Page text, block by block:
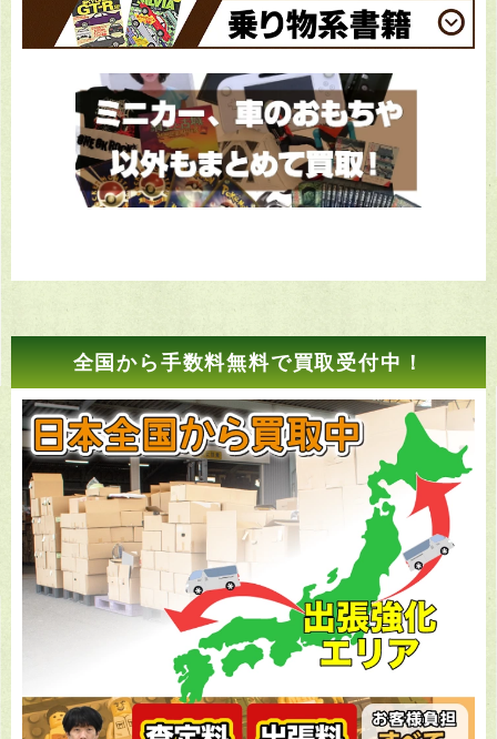
全国から手数料無料で買取受付中！